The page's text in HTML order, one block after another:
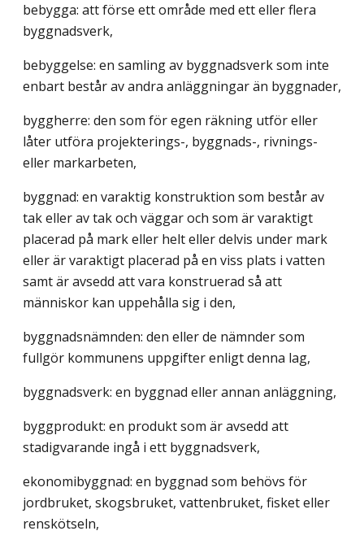
bebygga: att förse ett område med ett eller flera
byggnadsverk,
bebyggelse: en samling av byggnadsverk som inte
enbart består av andra anläggningar än byggnader,
byggherre: den som för egen räkning utför eller
låter utföra projekterings-, byggnads-, rivnings-
eller markarbeten,
byggnad: en varaktig konstruktion som består av
tak eller av tak och väggar och som är varaktigt
placerad på mark eller helt eller delvis under mark
eller är varaktigt placerad på en viss plats i vatten
samt är avsedd att vara konstruerad så att
människor kan uppehålla sig i den,
byggnadsnämnden: den eller de nämnder som
fullgör kommunens uppgifter enligt denna lag,
byggnadsverk: en byggnad eller annan anläggning,
byggprodukt: en produkt som är avsedd att
stadigvarande ingå i ett byggnadsverk,
ekonomibyggnad: en byggnad som behövs för
jordbruket, skogsbruket, vattenbruket, fisket eller
renskötseln,